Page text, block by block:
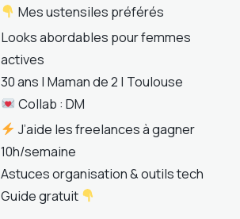
Mes ustensiles préférés
Looks abordables pour femmes
actives
30 ans | Maman de 2 | Toulouse
Collab : DM
J’aide les freelances à gagner
10h/semaine
Astuces organisation & outils tech
Guide gratuit